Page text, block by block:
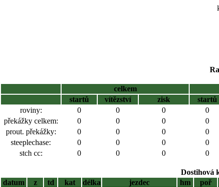
celkem
startů
vítězství zisk
startů
roviny:
0 0 0
0
překážky celkem:
0 0 0
0
prout. překážky:
0 0 0
0
steeplechase:
0 0 0
0
stch cc:
0 0 0 0
Dostihová
datum
z td kat délka jezdec hm poř